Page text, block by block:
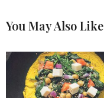
You May Also Like